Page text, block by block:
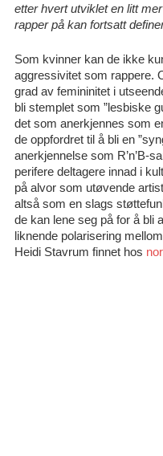
etter hvert utviklet en litt
rapper på kan fortsatt
Som kvinner kan de ikke
aggressivitet som rappere.
grad av femininitet i
bli stemplet som ”lesbiske
det som anerkjennes som
de oppfordret til å bli en
anerkjennelse som R’n’B-
perifere deltagere innad i
på alvor som utøvende
altså som en slags
de kan lene seg på for å bli
liknende polarisering
Heidi Stavrum finnet hos